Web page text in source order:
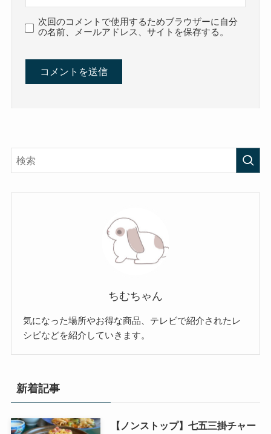
次回のコメントで使用するためブラウザーに自分
の名前、メールアドレス、サイトを保存する。
ちむちゃん
気になった場所やお得な商品、テレビで紹介されたレ
シピなどを紹介していきます。
新着記事
【ノンストップ】七五三掛チャー